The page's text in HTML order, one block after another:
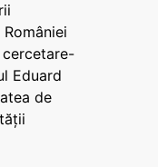
cercetare-
Eduard
de